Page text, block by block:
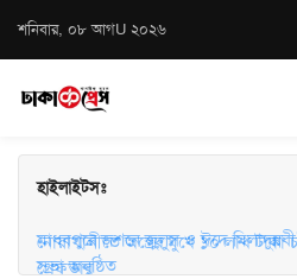
শনিবার, ০৮ আগU ২০২৬
হাইলাইটসঃ
নোয়াখালীতে অস্ত্রের মুখে ১০ লাখ টাকা
সভা অনুষ্ঠিত